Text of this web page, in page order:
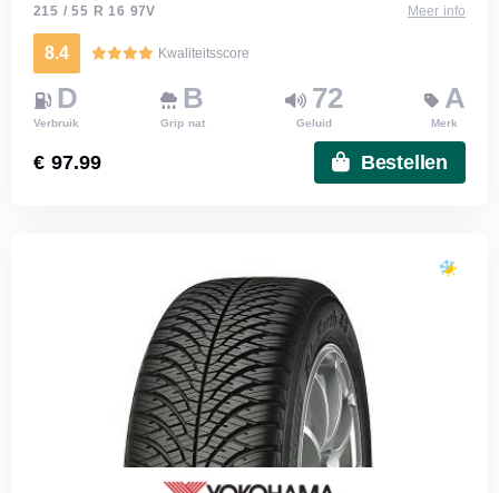
215 / 55 R 16 97V Meer info
8.4 Kwaliteitsscore
D
Verbruik
B
Grip nat
72
Geluid
A
Merk
€ 97.99 Bestellen